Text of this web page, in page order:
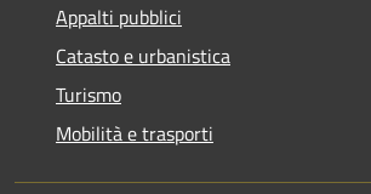
Appalti pubblici
Catasto e urbanistica
Turismo
Mobilità e trasporti